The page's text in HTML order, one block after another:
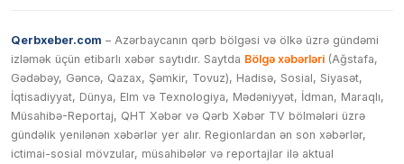
Qerbxeber.com – Azərbaycanın qərb bölgəsi və ölkə üzrə gündəmi
izləmək üçün etibarlı xəbər saytıdır. Saytda Bölgə xəbərləri (Ağstafa,
Gədəbəy, Gəncə, Qazax, Şəmkir, Tovuz), Hadisə, Sosial, Siyasət,
İqtisadiyyat, Dünya, Elm və Texnologiya, Mədəniyyət, İdman, Maraqlı,
Müsahibə-Reportaj, QHT Xəbər və Qərb Xəbər TV bölmələri üzrə
gündəlik yenilənən xəbərlər yer alır. Regionlardan ən son xəbərlər,
ictimai-sosial mövzular, müsahibələr və reportajlar ilə aktual